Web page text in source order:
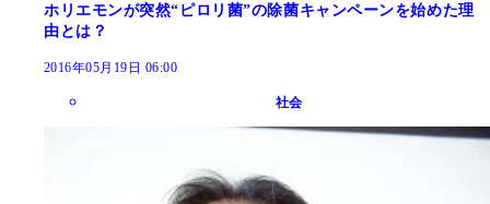
ホリエモンが突然“ピロリ菌”の除菌キャンペーンを始めた理
由とは？
2016年05月19日 06:00
社会